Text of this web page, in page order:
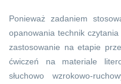
Ponieważ zadaniem
opanowania technik
zastosowanie na etapie
ćwiczeń na materiale
słuchowo wzrokowo-